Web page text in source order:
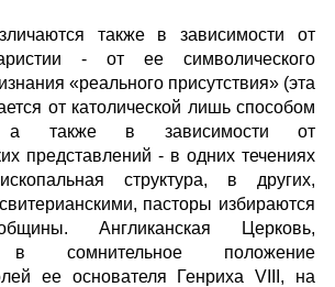
также в зависимости от
- от ее символического
«реального присутствия» (эта
от католической лишь способом
а также в зависимости от
представлений - в одних течениях
структура, в других,
пасторы избираются
Англиканская Церковь,
в сомнительное положение
ее основателя Генриха VIII, на